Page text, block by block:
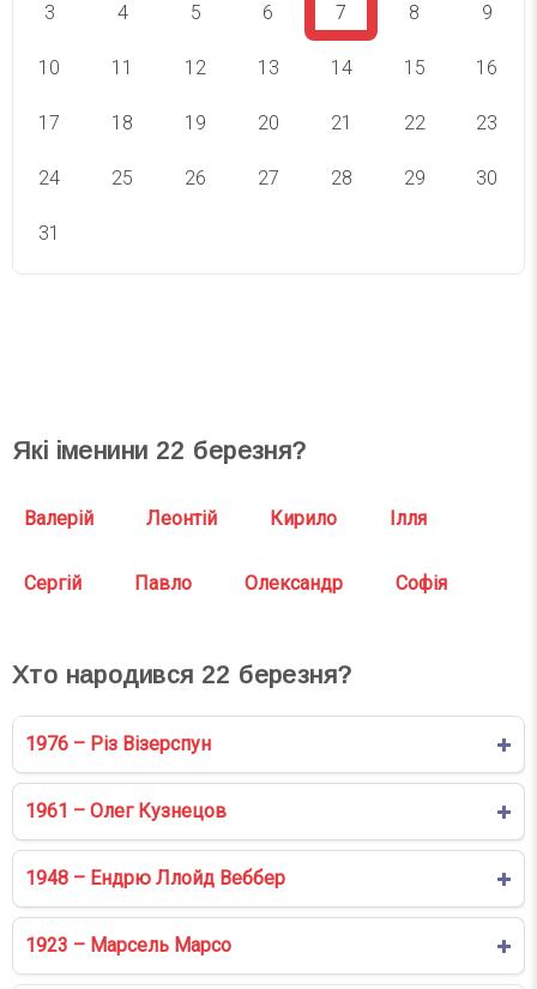
3 4 5 6 7 8 9
10 11 12 13 14 15 16
17 18 19 20 21 22 23
24 25 26 27 28 29 30
31
Які іменини 22 березня?
Валерій Леонтій Кирило Ілля
Сергій Павло Олександр Софія
Хто народився 22 березня?
1976 – Різ Візерспун
1961 – Олег Кузнецов
1948 – Ендрю Ллойд Веббер
1923 – Марсель Марсо